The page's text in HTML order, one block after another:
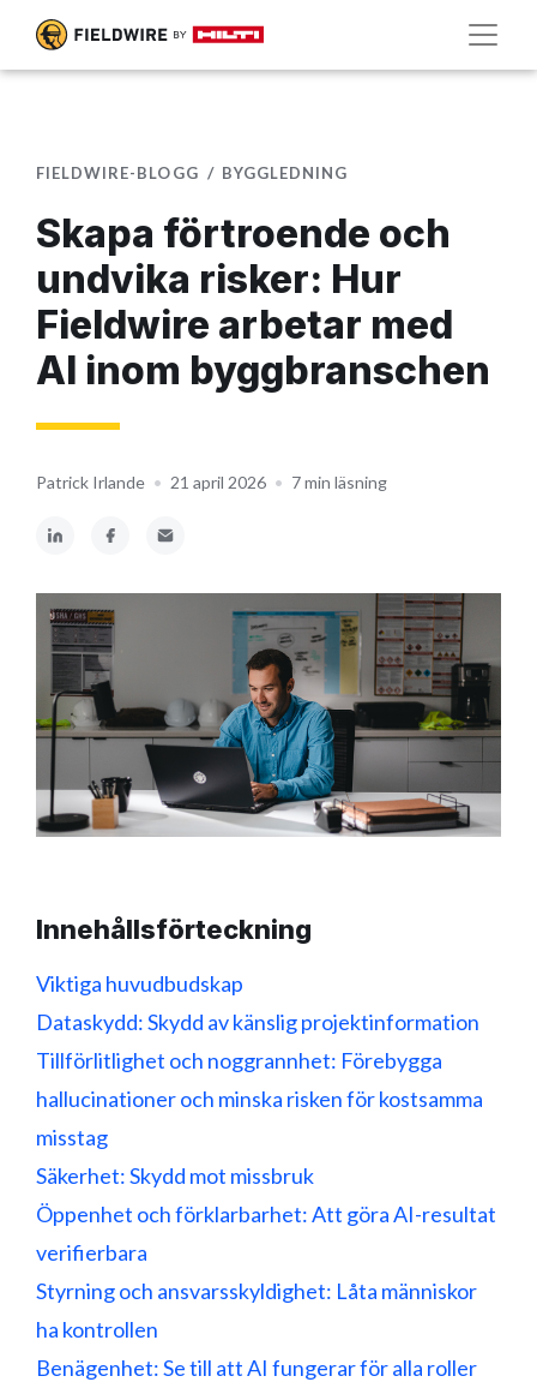
FIELDWIRE-BLOGG BYGGLEDNING
Skapa förtroende och
undvika risker: Hur
Fieldwire arbetar med
AI inom byggbranschen
Patrick Irlande • 21 april 2026 • 7 min läsning
Innehållsförteckning
Viktiga huvudbudskap
Dataskydd: Skydd av känslig projektinformation
Tillförlitlighet och noggrannhet: Förebygga
hallucinationer och minska risken för kostsamma
misstag
Säkerhet: Skydd mot missbruk
Öppenhet och förklarbarhet: Att göra AI-resultat
verifierbara
Styrning och ansvarsskyldighet: Låta människor
ha kontrollen
Benägenhet: Se till att AI fungerar för alla roller